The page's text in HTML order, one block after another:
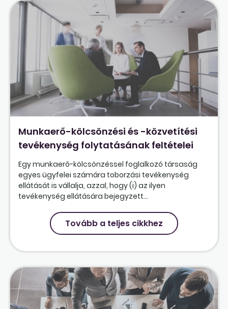
Munkaerő-kölcsönzési és -közvetítési
tevékenység folytatásának feltételei
Egy munkaerő-kölcsönzéssel foglalkozó társaság
egyes ügyfelei számára toborzási tevékenység
ellátását is vállalja, azzal, hogy (i) az ilyen
tevékenység ellátására bejegyzett...
Tovább a teljes cikkhez